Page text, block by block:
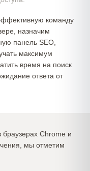
команду
назначим
панель SEO,
максимум
время на поиск
ответа от
браузерах Chrome и
мы отметим